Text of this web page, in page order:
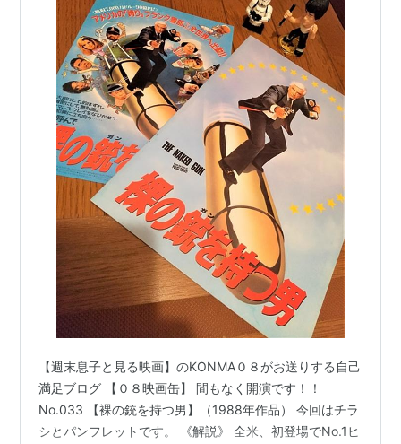
【週末息子と見る映画】のKONMA０８がお送りする自己
満足ブログ 【０８映画缶】 間もなく開演です！！
No.033 【裸の銃を持つ男】（1988年作品） 今回はチラ
シとパンフレットです。 《解説》 全米、初登場でNo.1ヒ